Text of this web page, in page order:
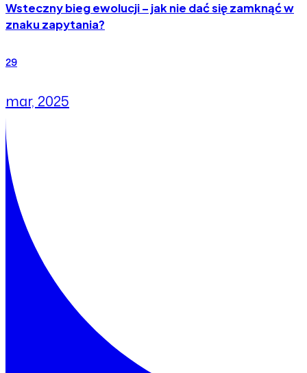
Wsteczny bieg ewolucji – jak nie dać się zamknąć w
znaku zapytania?
29
mar, 2025